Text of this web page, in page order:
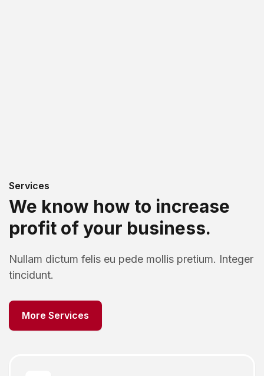
Services
We know how to increase
profit of your business.
Nullam dictum felis eu pede mollis pretium. Integer
tincidunt.
More Services